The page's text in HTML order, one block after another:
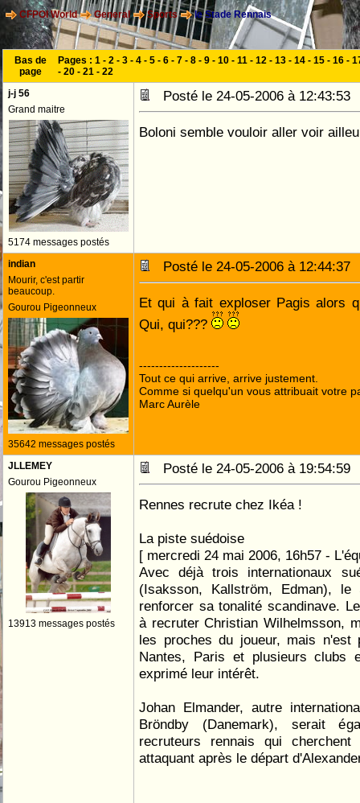
CFPOI World General Sports le Stade Rennais
Bas de
page
Pages : 1 - 2 - 3 - 4 - 5 - 6 - 7 - 8 - 9 - 10 - 11 - 12 - 13 - 14 - 15 - 16 -
- 20 - 21 - 22
j-j 56
Grand maitre
5174 messages postés
Posté le 24-05-2006 à
Boloni semble vouloir aller voir
indian
Mourir, c'est partir
beaucoup.
Gourou Pigeonneux
35642 messages postés
Posté le 24-05-2006 à
Et qui à fait exploser Pagis alors
Qui, qui???
--------------------
Tout ce qui arrive, arrive justement.
Comme si quelqu'un vous attribuait votre
Marc Aurèle
JLLEMEY
Gourou Pigeonneux
13913 messages postés
Posté le 24-05-2006 à
Rennes recrute chez Ikéa !
La piste suédoise
[ mercredi 24 mai 2006, 16h57 -
Avec déjà trois internationaux
(Isaksson, Kallström, Edman), le
renforcer sa tonalité scandinave.
à recruter Christian Wilhelmsson,
les proches du joueur, mais
Nantes, Paris et plusieurs clubs
exprimé leur intérêt.
Johan Elmander, autre
Bröndby (Danemark), serait
recruteurs rennais qui
attaquant après le départ